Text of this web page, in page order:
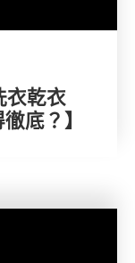
衣乾衣
底？】